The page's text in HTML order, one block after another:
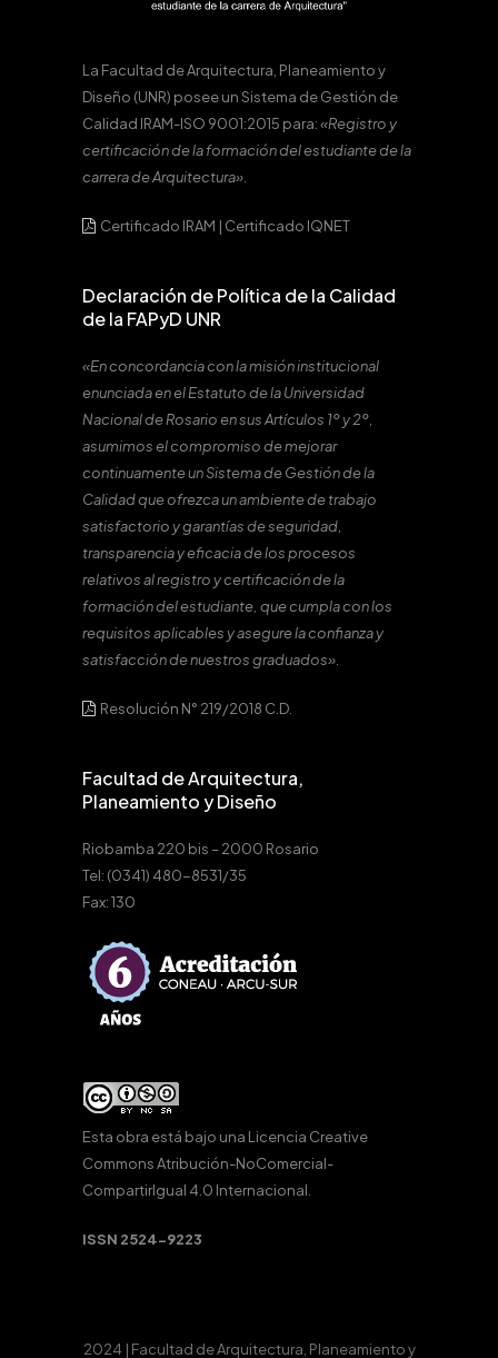
La Facultad de Arquitectura, Planeamiento y
Diseño (UNR) posee un Sistema de Gestión de
Calidad IRAM-ISO 9001:2015 para:«Registro y
certificación de la formación del estudiante de la
carrera de Arquitectura».
Certificado IRAM | Certificado IQNET
Declaración de Política de la Calidad
de la FAPyD UNR
«En concordancia con la misión institucional
enunciada en el Estatuto de la Universidad
Nacional de Rosario en sus Artículos 1º y 2º,
asumimos el compromiso de mejorar
continuamente un Sistema de Gestión de la
Calidad que ofrezca un ambiente de trabajo
satisfactorio y garantías de seguridad,
transparencia y eficacia de los procesos
relativos al registro y certificación de la
formación del estudiante, que cumpla con los
requisitos aplicables y asegure la confianza y
satisfacción de nuestros graduados».
Resolución N° 219/2018 C.D.
Facultad de Arquitectura,
Planeamiento y Diseño
Riobamba 220 bis – 2000 Rosario
Tel: (0341) 480-8531/35
Fax: 130
Esta obra está bajo una Licencia Creative
Commons Atribución-NoComercial-
CompartirIgual 4.0 Internacional
ISSN 2524-9223
2024 | Facultad de Arquitectura, Planeamiento y